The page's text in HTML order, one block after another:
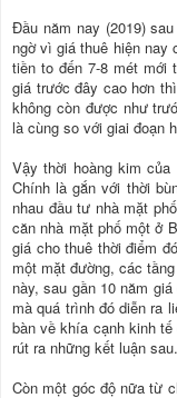
Đầu năm nay (2019)
ngờ vì giá thuê hiện nay
tiền to đến 7-8 mét mới
giá trước đây cao hơn
không còn được như
là cùng so với giai đoạn
Vậy thời hoàng kim
Chính là gắn với thời
nhau đầu tư nhà mặt
căn nhà mặt phố một ở
giá cho thuê thời điểm
một mặt đường, các
này, sau gần 10 năm
mà quá trình đó diễn ra
bàn về khía cạnh kinh
rút ra những kết luận sau.
Còn một góc độ nữa từ